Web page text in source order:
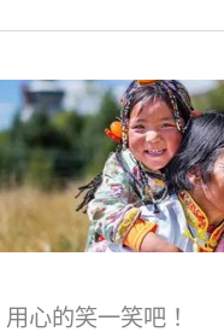
用心的笑一笑吧！